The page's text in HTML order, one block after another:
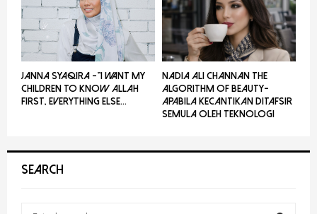
JANNA SYAQIRA -”I WANT MY
CHILDREN TO KNOW ALLAH
FIRST, EVERYTHING ELSE...
NADIA ALI CHANNAN THE
ALGORITHM OF BEAUTY-
Apabila Kecantikan Ditafsir
Semula Oleh Teknologi
SEARCH